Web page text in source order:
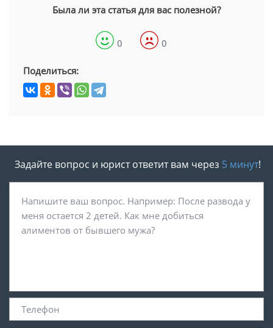
Была ли эта статья для вас полезной?
0 0
Поделиться:
Задайте вопрос и юрист ответит вам через 5 минут!